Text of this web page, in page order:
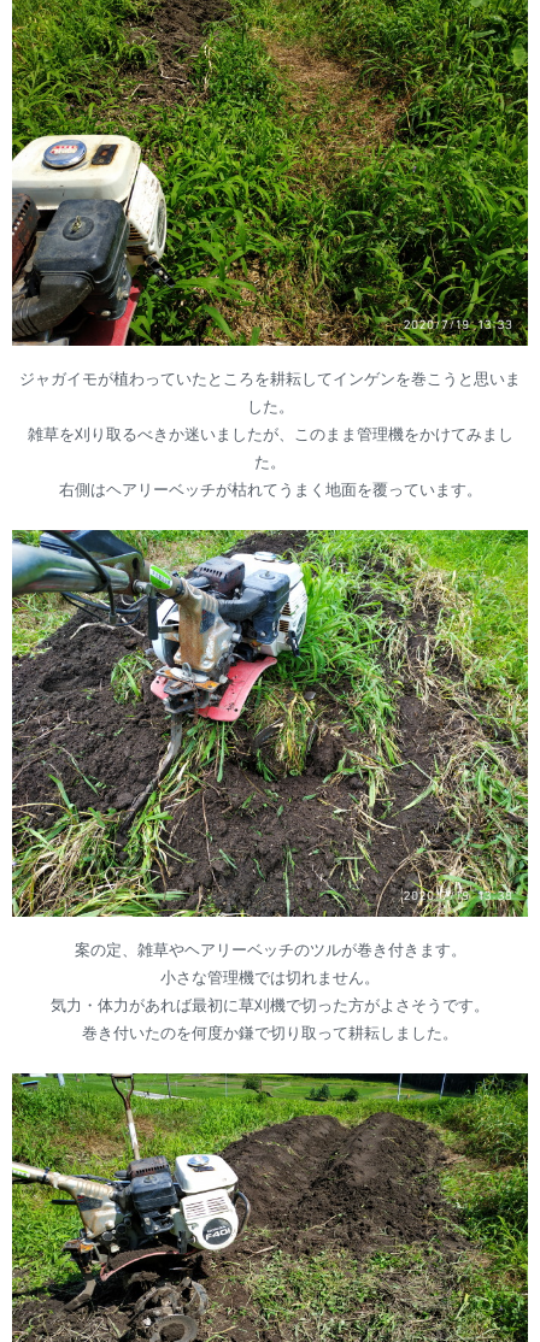
ジャガイモが植わっていたところを耕耘してインゲンを巻こうと思いま
した。
雑草を刈り取るべきか迷いましたが、このまま管理機をかけてみまし
た。
右側はヘアリーベッチが枯れてうまく地面を覆っています。
案の定、雑草やヘアリーベッチのツルが巻き付きます。
小さな管理機では切れません。
気力・体力があれば最初に草刈機で切った方がよさそうです。
巻き付いたのを何度か鎌で切り取って耕耘しました。